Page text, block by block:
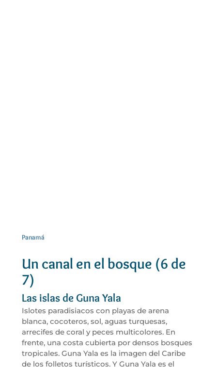
Panamá
Un canal en el bosque (6 de
7)
Las islas de Guna Yala
Islotes paradisiacos con playas de arena
blanca, cocoteros, sol, aguas turquesas,
arrecifes de coral y peces multicolores. En
frente, una costa cubierta por densos bosques
tropicales. Guna Yala es la imagen del Caribe
de los folletos turísticos. Y Guna Yala es el